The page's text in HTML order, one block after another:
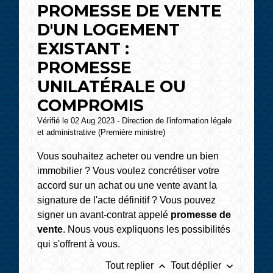
PROMESSE DE VENTE
D'UN LOGEMENT
EXISTANT :
PROMESSE
UNILATÉRALE OU
COMPROMIS
Vérifié le 02 Aug 2023 - Direction de l'information légale
et administrative (Première ministre)
Vous souhaitez acheter ou vendre un bien
immobilier ? Vous voulez concrétiser votre
accord sur un achat ou une vente avant la
signature de l'acte définitif ? Vous pouvez
signer un avant-contrat appelé promesse de
vente. Nous vous expliquons les possibilités
qui s'offrent à vous.
Tout replier keyboard_arrow_up Tout déplier keyboard_arrow_down